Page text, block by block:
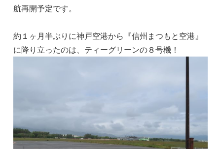
航再開予定です。
約１ヶ月半ぶりに神戸空港から『信州まつもと空港』
に降り立ったのは、ティーグリーンの８号機！